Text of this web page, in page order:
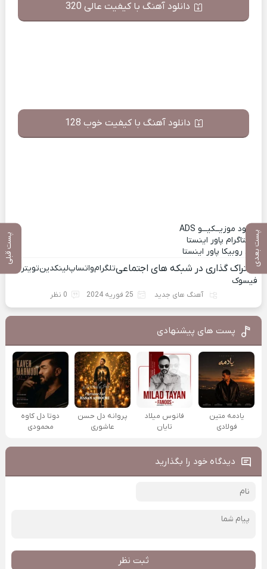
پست بعدی پست قبلی
دانلود آهنگ با کیفیت عالی 320
دانلود آهنگ با کیفیت خوب 128
دانلــود موزیــکیـــو ADS
اینستاگرام پاور اینستا
کانال روبیکا پاور اینستا
اشتراک گذاری در شبکه های اجتماعیتلگرامواتساپلینکدینتویتر
فیسوک
آهنگ های جدید 25 فوریه 2024 0 نظر
پست های پیشنهادی
یادمه متین
فولادی
فانوس میلاد
تایان
پروانه دل حسن
عاشوری
دوتا دل کاوه
محمودی
دیدگاه خود را بگذارید
ثبت نظر